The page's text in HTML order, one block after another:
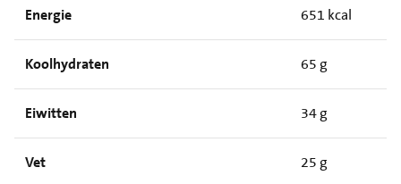
Energie 651 kcal
Koolhydraten 65 g
Eiwitten 34 g
Vet 25 g